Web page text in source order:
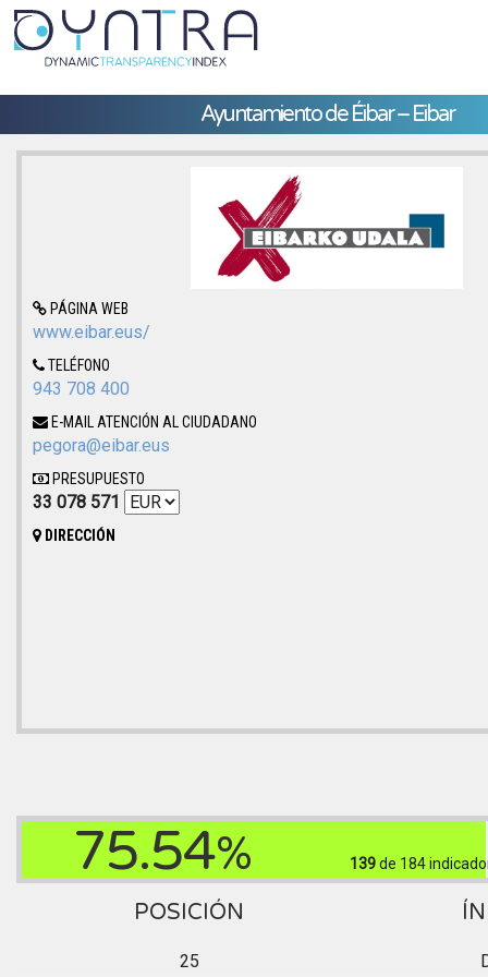
Ayuntamiento de Éibar – Eibar
PÁGINA WEB
www.eibar.eus/
TELÉFONO
943 708 400
E-MAIL ATENCIÓN AL CIUDADANO
pegora@eibar.eus
PRESUPUESTO
33 078 571
DIRECCIÓN
75.54% 139de 184
POSICIÓN
25